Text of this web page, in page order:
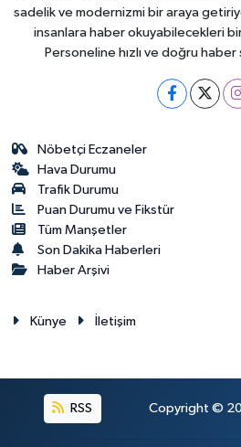
sadelik ve modernizmi bir araya
insanlara haber okuyabilecekleri bir
Personeline hızlı ve doğru
Nöbetçi Eczaneler
Hava Durumu
Trafik Durumu
Puan Durumu ve Fikstür
Tüm Manşetler
Son Dakika Haberleri
Haber Arşivi
Künye İletişim
RSS Copyright ©